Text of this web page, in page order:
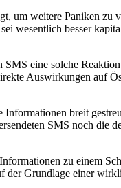
um weitere Paniken zu
wesentlich besser
eine solche
Auswirkungen auf
breit
SMS noch die
zu einem
der Grundlage einer